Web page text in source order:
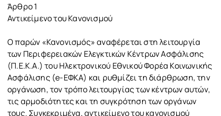
Άρθρο 1
Αντικείμενο του Κανονισμού
Ο παρών «Κανονισμός» αναφέρεται στη λειτουργία
των Περιφερειακών Ελεγκτικών Κέντρων Ασφάλισης
(Π.Ε.Κ.Α.) του Ηλεκτρονικού Εθνικού Φορέα Κοινωνικής
Ασφάλισης (e-ΕΦΚΑ) και ρυθμίζει τη διάρθρωση, την
οργάνωση, τον τρόπο λειτουργίας των κέντρων αυτών,
τις αρμοδιότητες και τη συγκρότηση των οργάνων
τους. Συγκεκριμένα, αντικείμενο του κανονισμού